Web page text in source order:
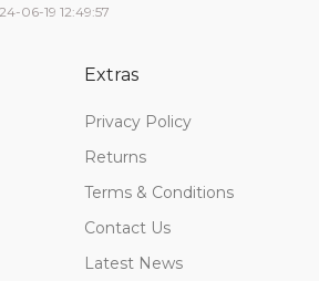
06-19 12:49:57
Extras
Privacy Policy
Returns
Terms & Conditions
Contact Us
Latest News